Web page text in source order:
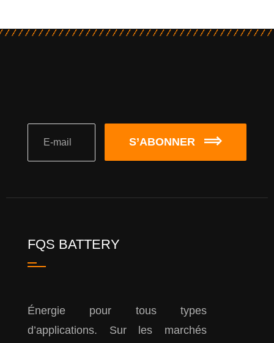
S’ABONNER
FQS BATTERY
Énergie pour tous types
d’applications. Sur les marchés